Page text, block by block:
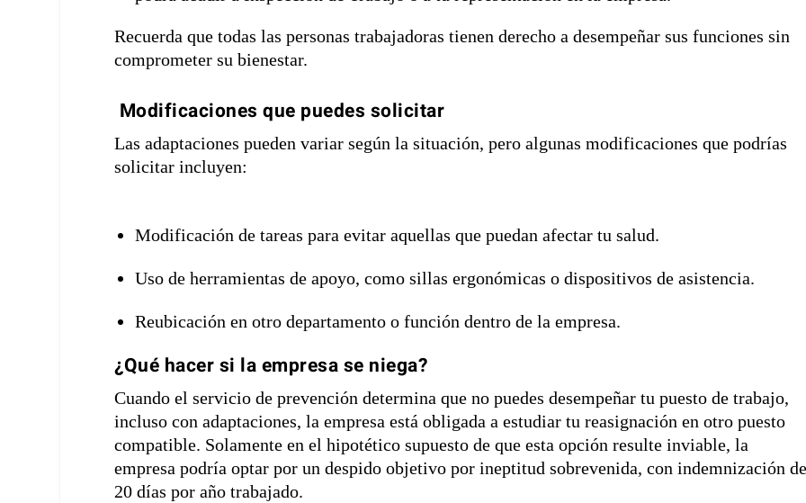
Recuerda que todas las personas trabajadoras tienen derecho a desempeñar sus funciones sin
comprometer su bienestar.
Modificaciones que puedes solicitar
Las adaptaciones pueden variar según la situación, pero algunas modificaciones que podrías
solicitar incluyen:
Modificación de tareas para evitar aquellas que puedan afectar tu salud.
Uso de herramientas de apoyo, como sillas ergonómicas o dispositivos de asistencia.
Reubicación en otro departamento o función dentro de la empresa.
¿Qué hacer si la empresa se niega?
Cuando el servicio de prevención determina que no puedes desempeñar tu puesto de trabajo,
incluso con adaptaciones, la empresa está obligada a estudiar tu reasignación en otro puesto
compatible. Solamente en el hipotético supuesto de que esta opción resulte inviable, la
empresa podría optar por un despido objetivo por ineptitud sobrevenida, con indemnización
20 días por año trabajado.